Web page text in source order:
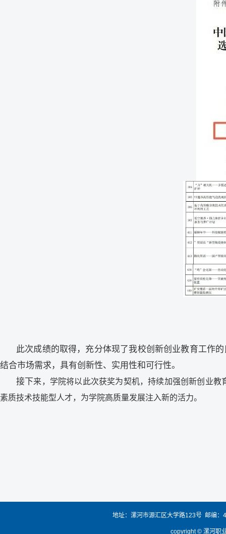
此次成绩的取得，充分体现了我校创新创业教育工作
结合市场需求，具有创新性、实用性和可行性。
接下来，学院将以此次获奖为契机，持续加强创新创业
素质技术技能型人才，为学院高质量发展注入新的活力。
地址：漯河市源汇区大学路123号 邮编
copyright © 漯河职